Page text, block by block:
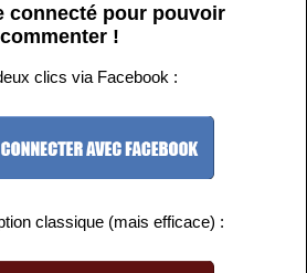
connecté pour pouvoir
commenter !
clics via Facebook :
classique (mais efficace) :